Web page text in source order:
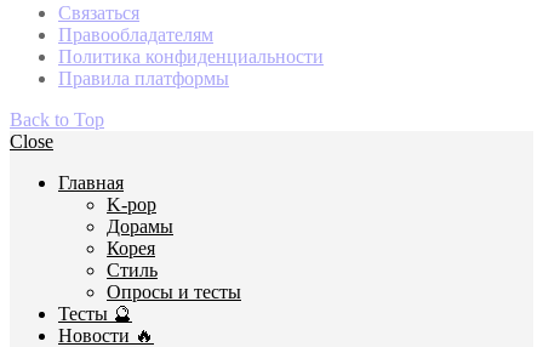
Связаться
Правообладателям
Политика конфиденциальности
Правила платформы
Back to Top
Close
Главная
K-pop
Дорамы
Корея
Стиль
Опросы и тесты
Тесты 🔮
Новости 🔥